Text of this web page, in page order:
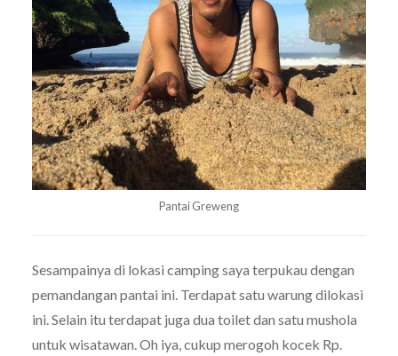
Pantai Greweng
Sesampainya di lokasi camping saya terpukau dengan
pemandangan pantai ini. Terdapat satu warung dilokasi
ini. Selain itu terdapat juga dua toilet dan satu mushola
untuk wisatawan. Oh iya, cukup merogoh kocek Rp.